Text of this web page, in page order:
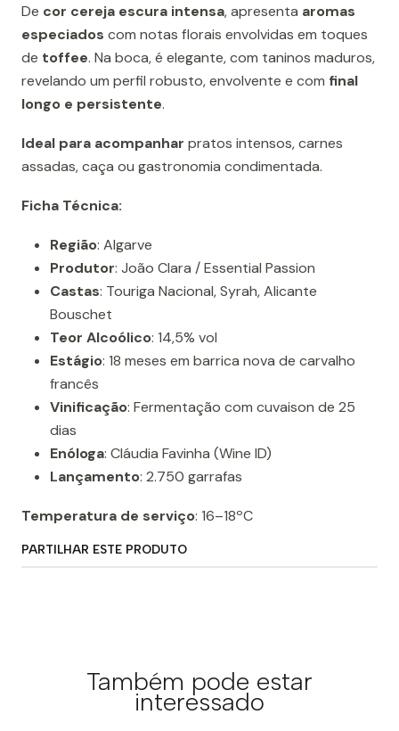
De cor cereja escura intensa, apresenta aromas
especiados com notas florais envolvidas em toques
de toffee. Na boca, é elegante, com taninos maduros,
revelando um perfil robusto, envolvente e com final
longo e persistente.
Ideal para acompanhar pratos intensos, carnes
assadas, caça ou gastronomia condimentada.
Ficha Técnica:
Região: Algarve
Produtor: João Clara / Essential Passion
Castas: Touriga Nacional, Syrah, Alicante
Bouschet
Teor Alcoólico: 14,5% vol
Estágio: 18 meses em barrica nova de carvalho
francês
Vinificação: Fermentação com cuvaison de 25
dias
Enóloga: Cláudia Favinha (Wine ID)
Lançamento: 2.750 garrafas
Temperatura de serviço: 16–18ºC
PARTILHAR ESTE PRODUTO
Também pode estar
interessado